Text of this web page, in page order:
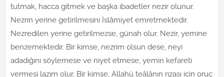
tutmak, hacca gitmek ve başka ibadetler nezir olunur.
Nezrin yerine getirilmesini İslâmiyet emretmektedir.
Nezredilen yerine getirilmezse, günah olur. Nezir, yemine
benzemektedir. Bir kimse, nezrim olsun dese, neyi
adadığını söylemese ve niyet etmese, yemin kefareti
vermesi lazım olur. Bir kimse, Allahü teâlânın rızası için oruç